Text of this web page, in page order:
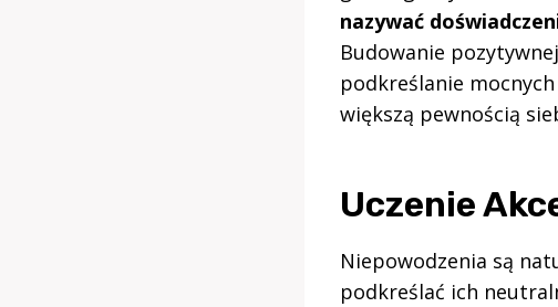
nazywać
Budowanie
podkreślanie
większą pewnością
Uczenie
Niepowodzenia są
podkreślać ich